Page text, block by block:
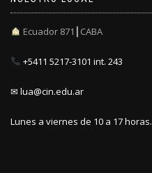
Ecuador 871┃CABA
+5411 5217-3101 int. 243
✉ lua@cin.edu.ar
Lunes a viernes de 10 a 17 horas.